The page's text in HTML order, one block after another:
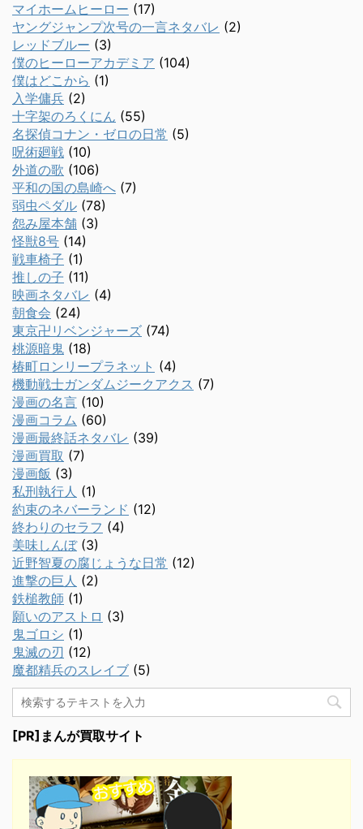
マイホームヒーロー (17)
ヤングジャンプ次号の一言ネタバレ (2)
レッドブルー (3)
僕のヒーローアカデミア (104)
僕はどこから (1)
入学傭兵 (2)
十字架のろくにん (55)
名探偵コナン・ゼロの日常 (5)
呪術廻戦 (10)
外道の歌 (106)
平和の国の島崎へ (7)
弱虫ペダル (78)
怨み屋本舗 (3)
怪獣8号 (14)
戦車椅子 (1)
推しの子 (11)
映画ネタバレ (4)
朝食会 (24)
東京卍リベンジャーズ (74)
桃源暗鬼 (18)
椿町ロンリープラネット (4)
機動戦士ガンダムジークアクス (7)
漫画の名言 (10)
漫画コラム (60)
漫画最終話ネタバレ (39)
漫画買取 (7)
漫画飯 (3)
私刑執行人 (1)
約束のネバーランド (12)
終わりのセラフ (4)
美味しんぼ(3)
近野智夏の腐じょうな日常 (12)
進撃の巨人 (2)
鉄槌教師 (1)
願いのアストロ (3)
鬼ゴロシ (1)
鬼滅の刃 (12)
魔都精兵のスレイブ (5)
[PR]まんが買取サイト